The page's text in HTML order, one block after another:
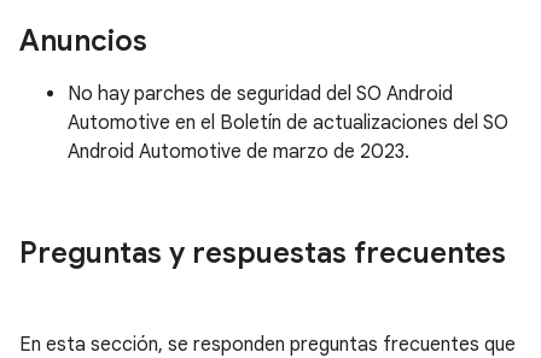
Anuncios
No hay parches de seguridad del SO Android
Automotive en el Boletín de actualizaciones del SO
Android Automotive de marzo de 2023.
Preguntas y respuestas frecuentes
En esta sección, se responden preguntas frecuentes que